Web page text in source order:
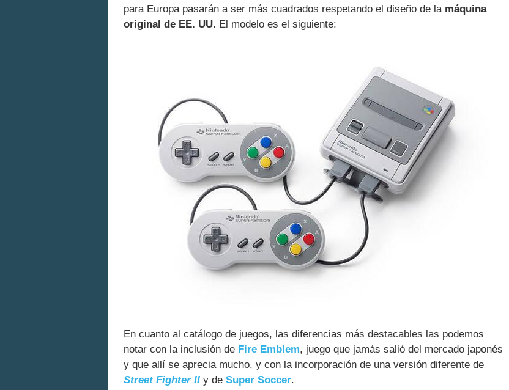
para Europa pasarán a ser más cuadrados respetando el diseño de la máquina
original de EE. UU. El modelo es el siguiente:
En cuanto al catálogo de juegos, las diferencias más destacables las podemos
notar con la inclusión de Fire Emblem, juego que jamás salió del mercado japonés
y que allí se aprecia mucho, y con la incorporación de una versión diferente de
Street Fighter II y de Super Soccer.